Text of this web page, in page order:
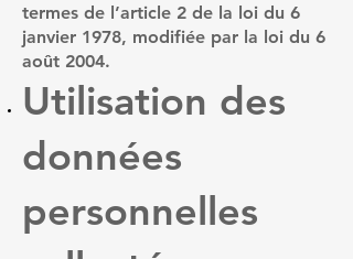
termes de l’article 2 de la loi du 6
janvier 1978, modifiée par la loi du 6
août 2004.
Utilisation des
données
personnelles